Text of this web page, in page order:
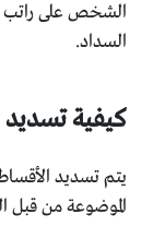
الشخص على راتب
السداد.
كيفية
يتم تسديد
الموضوعة من قبل